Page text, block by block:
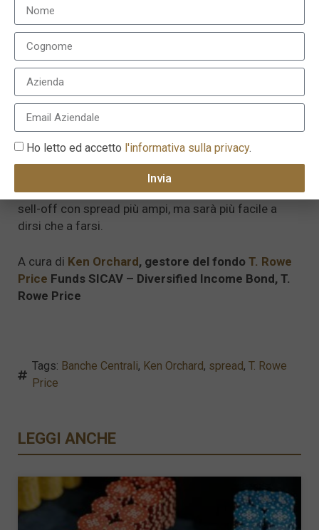
le banche centrali.
Se la mia analisi si rivelerà corretta, ciò darà il via
alla prossima fase toro del mercato del credito
Non penso che vedremo una recessione nel breve
periodo, con i tassi USA a breve sotto l’1% e il
petrolio attorno agli 85 dollari al barile, quindi
qualsiasi sell-off del credito probabilmente avrà vita
breve, circa uno o due mesi. Voglio essere pronto ad
assumermi maggiori rischi creditizi in una fase di
sell-off con spread più ampi, ma sarà più facile a
dirsi che a farsi.
A cura di Ken Orchard, gestore del fondo T. Rowe
Price Funds SICAV – Diversified Income Bond, T.
Rowe Price
Tags: Banche Centrali, Ken Orchard, spread, T. Rowe
Price
LEGGI ANCHE
Ho letto ed accetto l'informativa sulla privacy.
Invia